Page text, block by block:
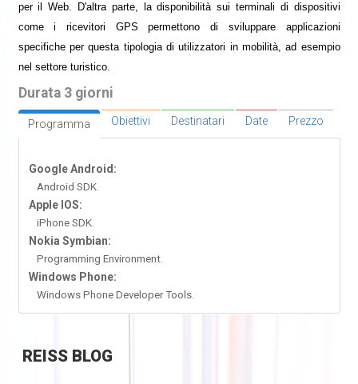
per il Web. D'altra parte, la disponibilità sui terminali di dispositivi
come i ricevitori GPS permettono di sviluppare applicazioni
specifiche per questa tipologia di utilizzatori in mobilità, ad esempio
nel settore turistico.
Durata 3 giorni
Programma Obiettivi Destinatari Date Prezzo
Google Android:
Android SDK.
Apple IOS:
iPhone SDK.
Nokia Symbian:
Programming Environment.
Windows Phone:
Windows Phone Developer Tools.
REISSBLOG